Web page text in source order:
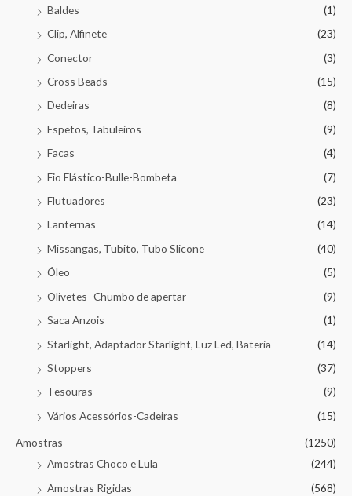
Baldes
(1)
Clip, Alfinete
(23)
Conector
(3)
Cross Beads
(15)
Dedeiras
(8)
Espetos, Tabuleiros
(9)
Facas
(4)
Fio Elástico-Bulle-Bombeta
(7)
Flutuadores
(23)
Lanternas
(14)
Missangas, Tubito, Tubo Slicone
(40)
Óleo
(5)
Olivetes- Chumbo de apertar
(9)
Saca Anzois
(1)
Starlight, Adaptador Starlight, Luz Led, Bateria
(14)
Stoppers
(37)
Tesouras
(9)
Vários Acessórios-Cadeiras
(15)
Amostras
(1250)
Amostras Choco e Lula
(244)
Amostras Rigidas
(568)